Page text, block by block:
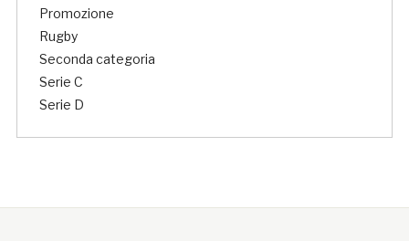
Promozione
Rugby
Seconda categoria
Serie C
Serie D